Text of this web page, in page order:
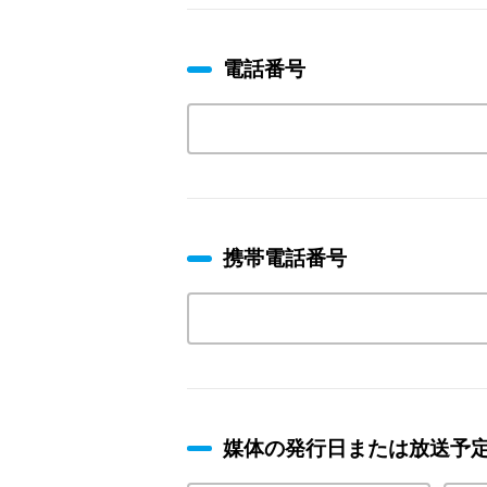
電話番号
携帯電話番号
媒体の発行日または放送予